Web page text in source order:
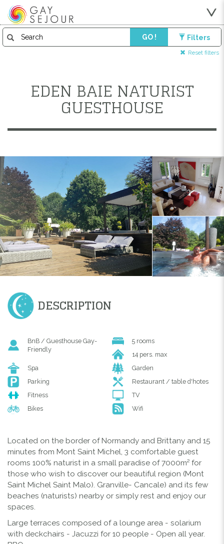
GO ! Filters
Reset filters
EDEN BAIE NATURIST
GUESTHOUSE
DESCRIPTION
BnB / Guesthouse Gay-
Friendly
5 rooms
14 pers. max
Spa
Garden
Parking
Restaurant / table d'hotes
Fitness
TV
Bikes
Wifi
Located on the border of Normandy and Brittany and 15
minutes from Mont Saint Michel, 3 comfortable guest
rooms 100% naturist in a small paradise of 7000m² for
those who wish to discover our beautiful region (Mont
Saint Michel Saint Malo). Granville- Cancale) and its few
beaches (naturists) nearby or simply rest and enjoy our
spaces.
Large terraces composed of a lounge area - solarium
with deckchairs - Jacuzzi for 10 people - Open all year.